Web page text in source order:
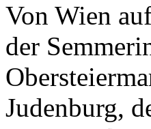
Von Wien
der
Judenburg,